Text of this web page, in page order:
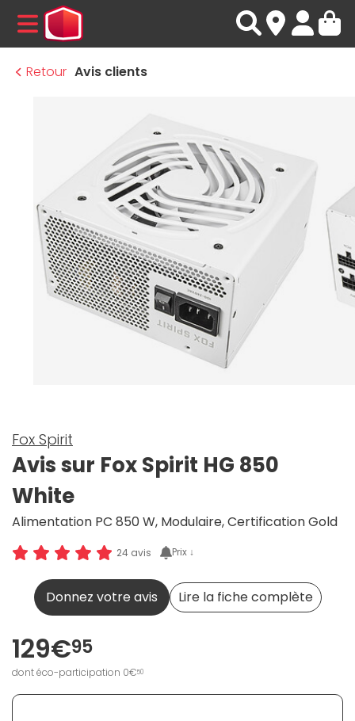
MENU
Retour Avis clients
Fox Spirit
Avis sur Fox Spirit HG 850
White
Alimentation PC 850 W, Modulaire, Certification Gold
24 avis Prix ↓
Donnez votre avis Lire la fiche complète
129€95
dont éco-participation 0€50